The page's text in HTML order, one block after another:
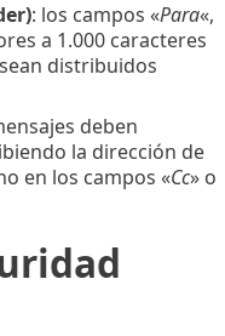
: los campos «Para«,
a 1.000 caracteres
distribuidos
deben
la dirección de
en los campos «Cc» o